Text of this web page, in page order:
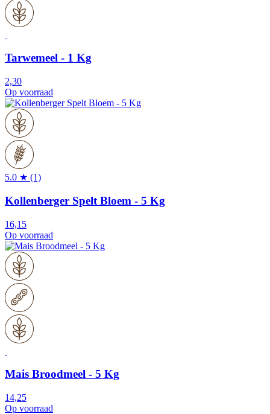
Tarwemeel - 1 Kg
2,30
Op voorraad
5.0 ★ (1)
Kollenberger Spelt Bloem - 5 Kg
16,15
Op voorraad
Mais Broodmeel - 5 Kg
14,25
Op voorraad